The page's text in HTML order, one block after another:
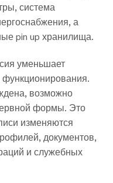
система
а
pin up хранилища.
уменьшает
функционирования.
возможно
формы. Это
изменяются
документов,
и служебных